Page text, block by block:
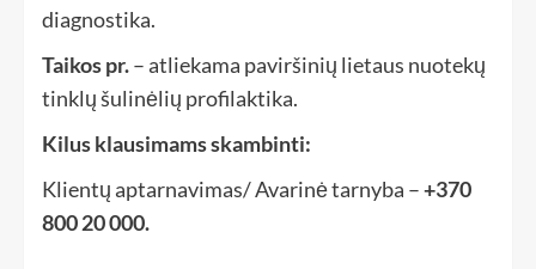
diagnostika.
Taikos pr.– atliekama paviršinių lietaus nuotekų
tinklų šulinėlių profilaktika.
Kilus klausimams skambinti:
Klientų aptarnavimas/ Avarinė tarnyba –+370
800 20 000.